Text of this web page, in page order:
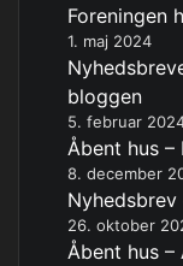
Foreningen
1. maj 2024
bloggen
5. februar
Åbent hus –
8. december
26. oktober
Åbent hus –